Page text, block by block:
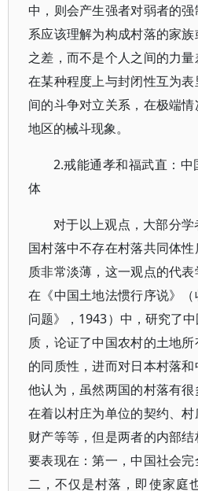
中，则会产生强者对弱者的
系应该理解为构成村落的家
之差，而不是个人之间的力
在某种程度上与封闭性互为
间的斗争对立关系，在极端
地区的械斗现象。
2.戒能通孝和福武直：
体
对于以上观点，大部分
国村落中不存在村落共同体
质非常淡薄，这一观点的代
在《中国土地法惯行序说》
问题》，1943）中，研究了
质，论证了中国农村的土地
的同质性，进而对日本村落和
他认为，虽然两国的村落有
在着以村庄为单位的契约、
财产等等，但是两者的内部
要表现在：第一，中国社会
二，不仅是村落，即使家庭